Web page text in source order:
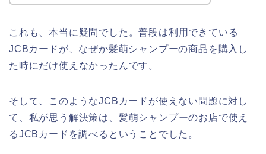
これも、本当に疑問でした。普段は利用できている
JCBカードが、なぜか髪萌シャンプーの商品を購入し
た時にだけ使えなかったんです。
そして、このようなJCBカードが使えない問題に対し
て、私が思う解決策は、髪萌シャンプーのお店で使え
るJCBカードを調べるということでした。